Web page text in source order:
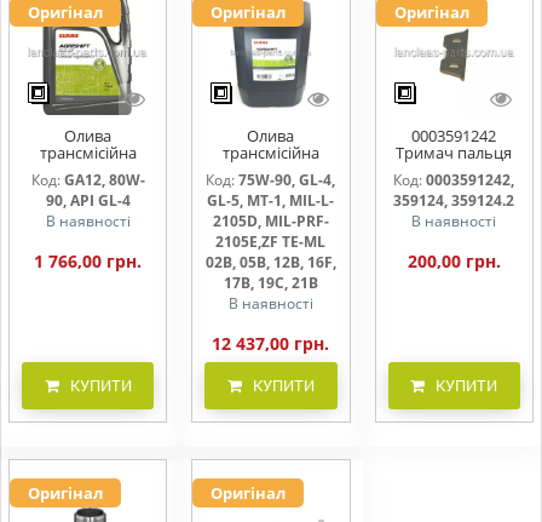
Оригінал
Олива
трансмісійна
AGRISHIFT GA12 5
л
Код:GA12, 80W-
90, API GL-4
В наявності
1 766,00 грн.
КУПИТИ
Оригінал
Олива
трансмісійна
AGRISHIFT SYN FE
75W90 20л
Код: 75W-90, GL-4,
GL-5, MT-1, MIL-L-
2105D, MIL-PRF-
2105E,ZF TE-ML
02B, 05B, 12B, 16F,
17B, 19C, 21B
В наявності
12 437,00 грн.
КУПИТИ
Оригінал
0003591242
Тримач пальця
жниварки
Код:0003591242,
359124, 359124.2
В наявності
200,00 грн.
КУПИТИ
Оригінал Оригінал